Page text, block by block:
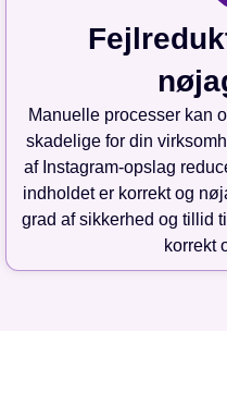
Manuelle processer kan
skadelige for din
af Instagram-opslag
indholdet er korrekt og
grad af sikkerhed og tillid
korrekt